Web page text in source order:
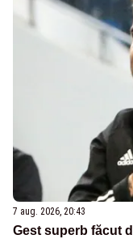
7 aug. 2026, 20:43
Gest superb făcut